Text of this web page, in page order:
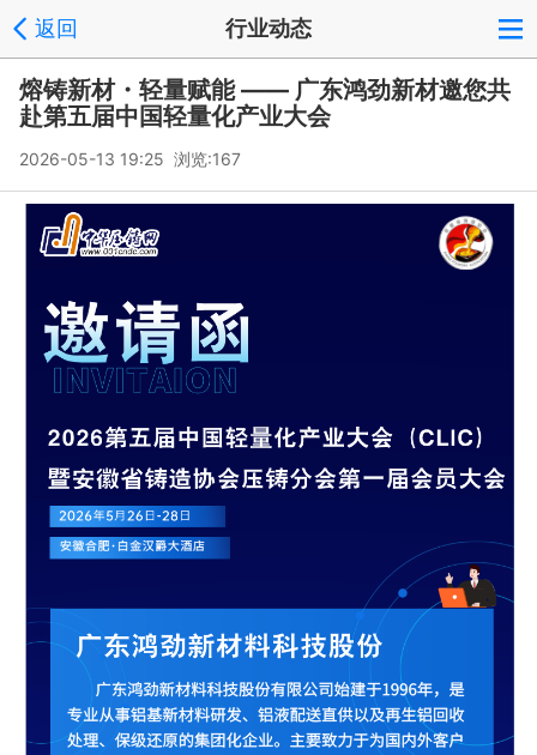
返回 行业动态
熔铸新材・轻量赋能 —— 广东鸿劲新材邀您共
赴第五届中国轻量化产业大会
2026-05-13 19:25 浏览:167